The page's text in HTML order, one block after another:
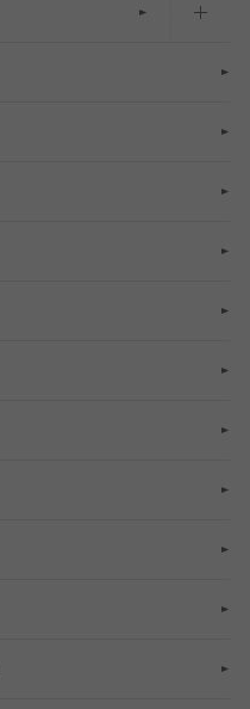
ス
・厚手タイツ）
靴下
下
ス